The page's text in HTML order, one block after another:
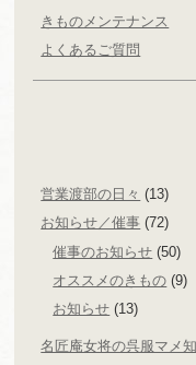
きものメンテナンス
よくあるご質問
営業渡部の日々 (13)
お知らせ／催事 (72)
催事のお知らせ (50)
オススメのきもの (9)
お知らせ (13)
名匠庵女将の呉服マメ